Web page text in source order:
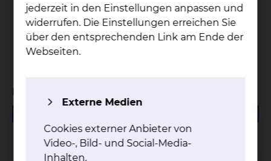
3466
Patienten wurden in Tumorkonferenzen
Managementbewertungen
Managementbewertung 2025
jederzeit in den Einstellungen anpassen und
widerrufen. Die Einstellungen erreichen Sie
über den entsprechenden Link am Ende der
Webseiten.
Externe Medien
Cookies externer Anbieter von
Video-, Bild- und Social-Media-
Inhalten.